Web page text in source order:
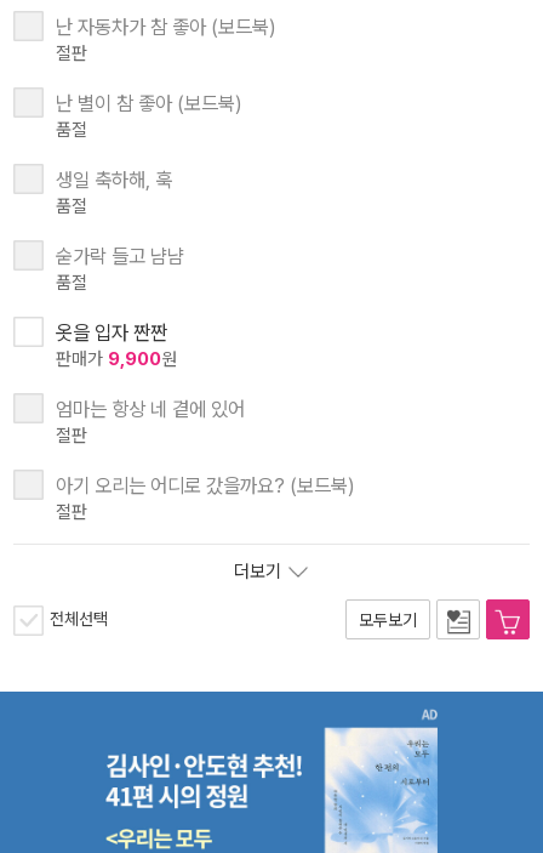
난 자동차가 참 좋아 (보드북)
절판
난 별이 참 좋아 (보드북)
품절
생일 축하해, 훅
품절
숟가락 들고 냠냠
품절
옷을 입자 짠짠
판매가 9,900원
엄마는 항상 네 곁에 있어
절판
아기 오리는 어디로 갔을까요? (보드북)
절판
더보기
전체선택 모두보기